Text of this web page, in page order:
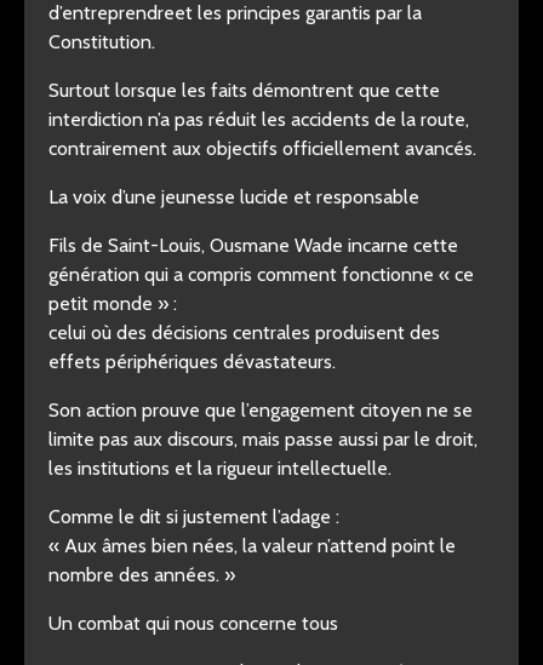
d’entreprendreet les principes garantis par la
Constitution.
Surtout lorsque les faits démontrent que cette
interdiction n’a pas réduit les accidents de la route,
contrairement aux objectifs officiellement avancés.
La voix d’une jeunesse lucide et responsable
Fils de Saint-Louis, Ousmane Wade incarne cette
génération qui a compris comment fonctionne « ce
petit monde » :
celui où des décisions centrales produisent des
effets périphériques dévastateurs.
Son action prouve que l’engagement citoyen ne se
limite pas aux discours, mais passe aussi par le droit,
les institutions et la rigueur intellectuelle.
Comme le dit si justement l’adage :
« Aux âmes bien nées, la valeur n’attend point le
nombre des années. »
Un combat qui nous concerne tous